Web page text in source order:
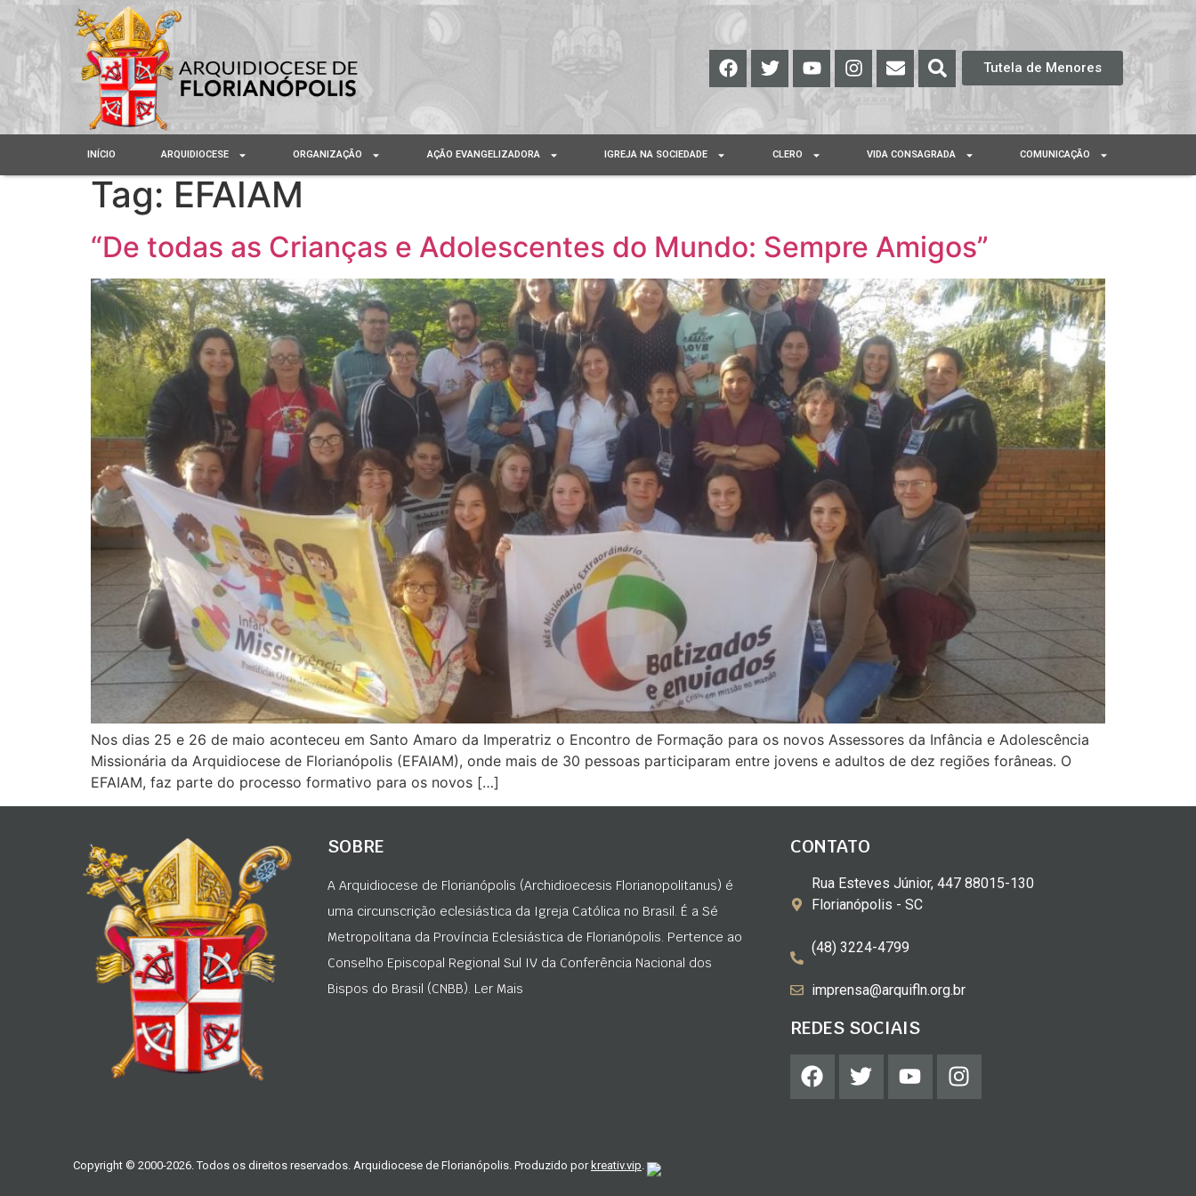
Tutela de Menores
INÍCIO ARQUIDIOCESE ORGANIZAÇÃO AÇÃO EVANGELIZADORA IGREJA NA SOCIEDADE CLERO VIDA CONSAGRADA COMUNICAÇÃO
Tag: EFAIAM
“De todas as Crianças e Adolescentes do Mundo: Sempre Amigos”
Nos dias 25 e 26 de maio aconteceu em Santo Amaro da Imperatriz o Encontro de Formação para os novos Assessores da Infância e Adolescência
Missionária da Arquidiocese de Florianópolis (EFAIAM), onde mais de 30 pessoas participaram entre jovens e adultos de dez regiões forâneas. O
EFAIAM, faz parte do processo formativo para os novos […]
SOBRE
A Arquidiocese de Florianópolis (Archidioecesis Florianopolitanus) é
uma circunscrição eclesiástica da Igreja Católica no Brasil. É a Sé
Metropolitana da Província Eclesiástica de Florianópolis. Pertence ao
Conselho Episcopal Regional Sul IV da Conferência Nacional dos
Bispos do Brasil (CNBB). Ler Mais
CONTATO
Rua Esteves Júnior, 447 88015-130
Florianópolis - SC
(48) 3224-4799
imprensa@arquifln.org.br
REDES SOCIAIS
Copyright © 2000-2026. Todos os direitos reservados. Arquidiocese de Florianópolis. Produzido porkreativ.vip